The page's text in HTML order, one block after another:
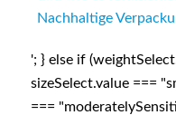
Nachhaltige
'; } else if
sizeSelect.value ===
===